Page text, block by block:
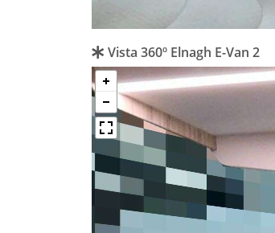
Vista 360º Elnagh E-Van 2